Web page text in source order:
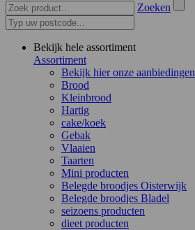
Zoeken
Bekijk hele assortiment
Assortiment
Bekijk hier onze aanbiedingen
Brood
Kleinbrood
Hartig
cake/koek
Gebak
Vlaaien
Taarten
Mini producten
Belegde broodjes Oisterwijk
Belegde broodjes Bladel
seizoens producten
dieet producten